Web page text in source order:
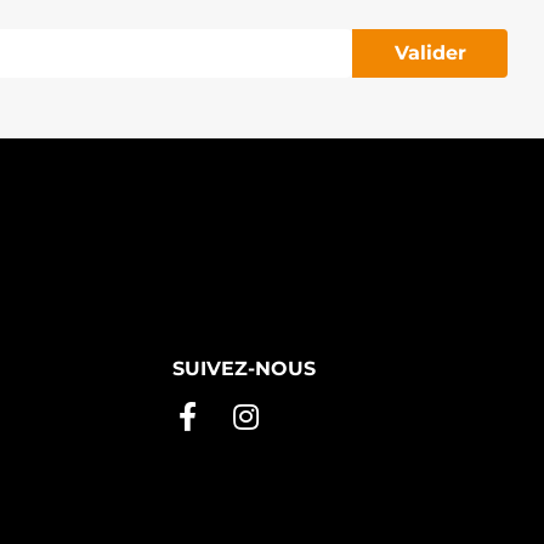
Valider
SUIVEZ-NOUS